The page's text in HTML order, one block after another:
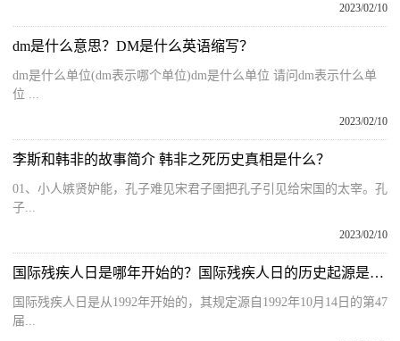
2023/02/10
dm是什么意思？DM是什么英语缩写？
dm是什么单位(dm表示哪个单位)dm是什么单位 请问dm表示什么单
位 ...
2023/02/10
李斯和韩非的故事简介 韩非之死历史真相是什么？
01、小人嫉贤妒能，孔子难见宋君子圉把孔子引见给宋国的太宰。孔
子...
2023/02/10
国际残疾人日是哪年开始的？国际残疾人日的历史起源是什么？
国际残疾人日是从1992年开始的，其规定源自1992年10月14日的第47
届...